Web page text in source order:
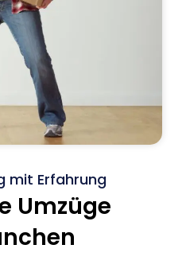
mit Erfahrung
Umzüge